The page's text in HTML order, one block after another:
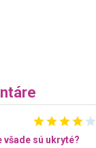
všade sú ukryté?